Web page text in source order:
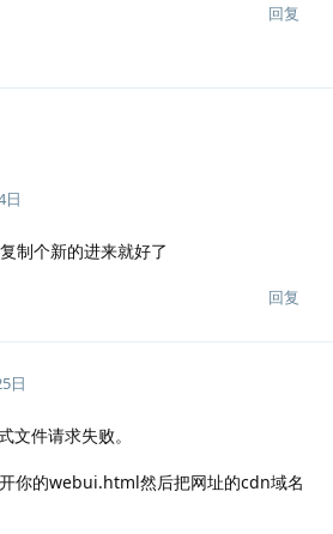
回复
日
制个新的进来就好了
回复
日
文件请求失败。
你的webui.html然后把网址的cdn域名